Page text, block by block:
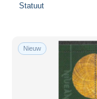
Wereldwijd
Statuut
Nieuw